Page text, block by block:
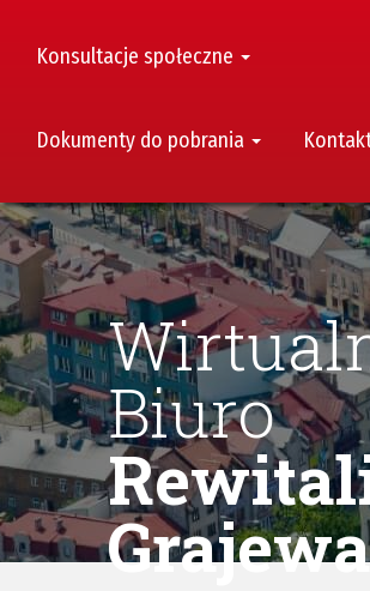
Konsultacje społeczne
Dokumenty do pobrania
Biuro
Grajewa